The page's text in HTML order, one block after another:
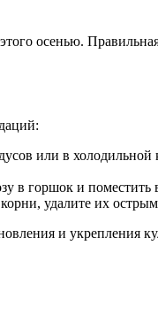
осенью.
или в холодильной
в горшок и поместить
удалите их
и укрепления